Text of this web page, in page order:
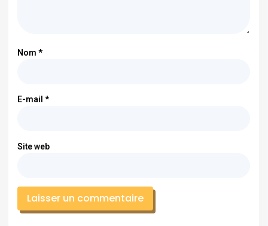
Nom*
E-mail*
Site web